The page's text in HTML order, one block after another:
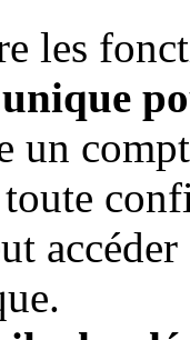
les
un